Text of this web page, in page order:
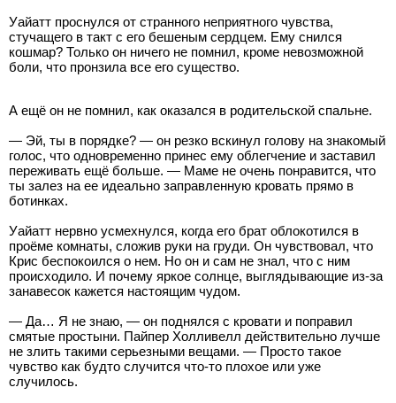
Уайатт проснулся от странного неприятного чувства,
стучащего в такт с его бешеным сердцем. Ему снился
кошмар? Только он ничего не помнил, кроме невозможной
боли, что пронзила все его существо.
А ещё он не помнил, как оказался в родительской спальне.
— Эй, ты в порядке? — он резко вскинул голову на знакомый
голос, что одновременно принес ему облегчение и заставил
переживать ещё больше. — Маме не очень понравится, что
ты залез на ее идеально заправленную кровать прямо в
ботинках.
Уайатт нервно усмехнулся, когда его брат облокотился в
проёме комнаты, сложив руки на груди. Он чувствовал, что
Крис беспокоился о нем. Но он и сам не знал, что с ним
происходило. И почему яркое солнце, выглядывающие из-за
занавесок кажется настоящим чудом.
— Да… Я не знаю, — он поднялся с кровати и поправил
смятые простыни. Пайпер Холливелл действительно лучше
не злить такими серьезными вещами. — Просто такое
чувство как будто случится что-то плохое или уже
случилось.